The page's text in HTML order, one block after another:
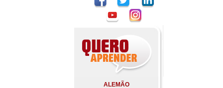
ALEMÃO